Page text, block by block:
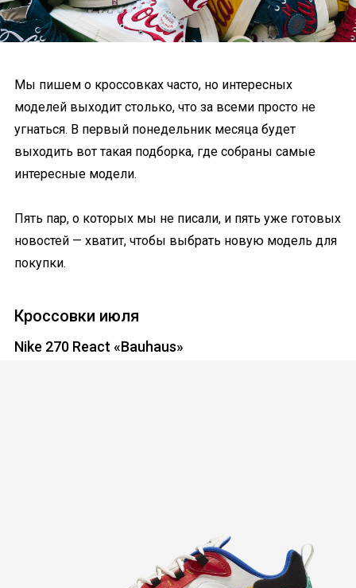
Мы пишем о кроссовках часто, но интересных
моделей выходит столько, что за всеми просто не
угнаться. В первый понедельник месяца будет
выходить вот такая подборка, где собраны самые
интересные модели.
Пять пар, о которых мы не писали, и пять уже готовых
новостей — хватит, чтобы выбрать новую модель для
покупки.
Кроссовки июля
Nike 270 React «Bauhaus»